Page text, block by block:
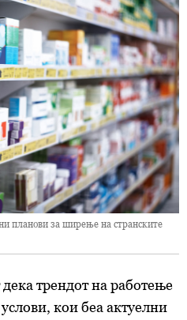
планови за ширење на странските
трендот на работење
кои беа актуелни